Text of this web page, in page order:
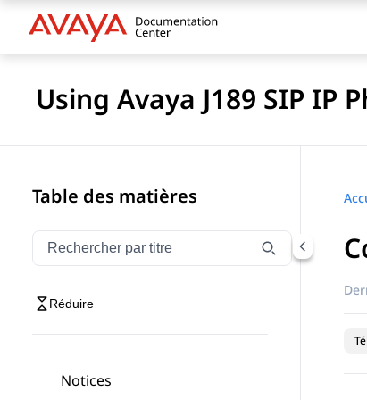
Using Avaya J189 SIP IP
Table des matières
Filtrer la navigation par titre
Saisissez pour filtrer les éléments de
Réduire
Notices